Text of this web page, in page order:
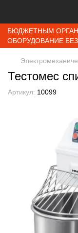
БЮДЖЕТНЫМ
ОБОРУДОВАНИЕ
Тестомес
Артикул: 10099